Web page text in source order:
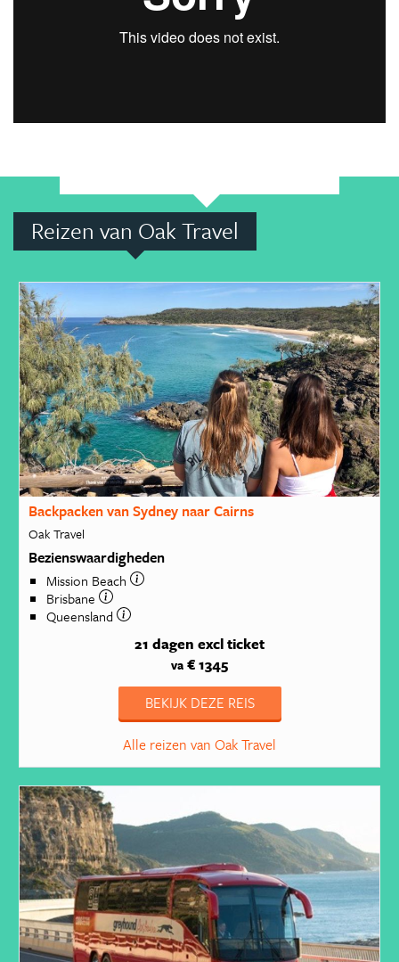
Reizen van Oak Travel
Backpacken van Sydney naar Cairns
Oak Travel
Bezienswaardigheden
Mission Beach
Brisbane
Queensland
21 dagen excl ticket
va € 1345
BEKIJK DEZE REIS
Alle reizen van Oak Travel